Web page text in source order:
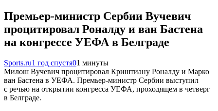
Премьер-министр Сербии Вучевич
процитировал Роналду и ван Бастена
на конгрессе УЕФА в Белграде
Sports.ru1 год спустя01 минуты
Милош Вучевич процитировал Криштиану Роналду и Марко
ван Бастена в УЕФА. Премьер-министр Сербии выступил
с речью на открытии конгресса УЕФА, проходящем в четверг
в Белграде.